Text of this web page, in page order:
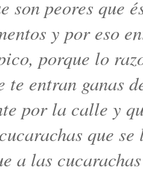
son peores que
y por eso
porque lo
entran ganas
por la calle y
que
a las